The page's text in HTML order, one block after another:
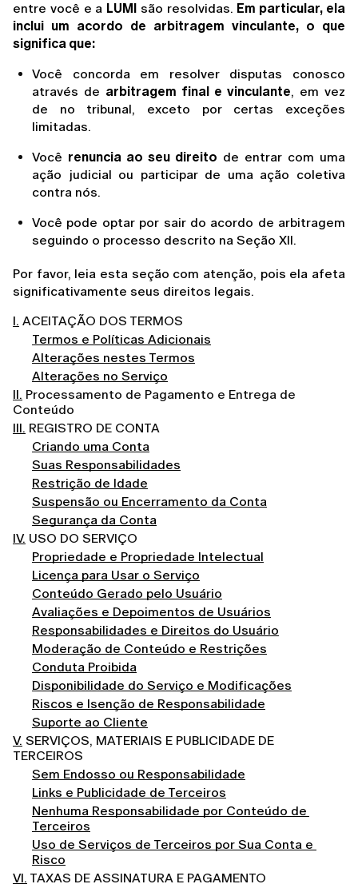
entre você e a LUMI são resolvidas. Em particular, ela
inclui um acordo de arbitragem vinculante, o que
significa que:
Você concorda em resolver disputas conosco
através de arbitragem final e vinculante, em vez
de no tribunal, exceto por certas exceções
limitadas.
Você renuncia ao seu direito de entrar com uma
ação judicial ou participar de uma ação coletiva
contra nós.
Você pode optar por sair do acordo de arbitragem
seguindo o processo descrito na Seção XII.
Por favor, leia esta seção com atenção, pois ela afeta
significativamente seus direitos legais.
I. ACEITAÇÃO DOS TERMOS
Termos e Políticas Adicionais
Alterações nestes Termos
Alterações no Serviço
II. Processamento de Pagamento e Entrega de
Conteúdo
III. REGISTRO DE CONTA
Criando uma Conta
Suas Responsabilidades
Restrição de Idade
Suspensão ou Encerramento da Conta
Segurança da Conta
IV. USO DO SERVIÇO
Propriedade e Propriedade Intelectual
Licença para Usar o Serviço
Conteúdo Gerado pelo Usuário
Avaliações e Depoimentos de Usuários
Responsabilidades e Direitos do Usuário
Moderação de Conteúdo e Restrições
Conduta Proibida
Disponibilidade do Serviço e Modificações
Riscos e Isenção de Responsabilidade
Suporte ao Cliente
V. SERVIÇOS, MATERIAIS E PUBLICIDADE DE
TERCEIROS
Sem Endosso ou Responsabilidade
Links e Publicidade de Terceiros
Nenhuma Responsabilidade por Conteúdo de
Terceiros
Uso de Serviços de Terceiros por Sua Conta e
Risco
VI. TAXAS DE ASSINATURA E PAGAMENTO